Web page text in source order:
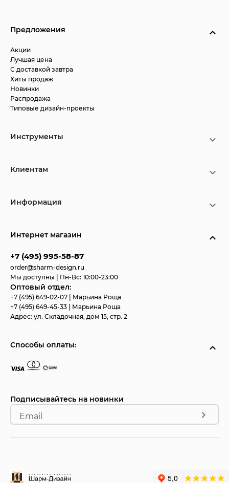
Предложения
Акции
Лучшая цена
С доставкой завтра
Хиты продаж
Новинки
Распродажа
Типовые дизайн-проекты
Инструменты
Клиентам
Информация
Интернет магазин
+7 (495) 995-58-87
order@sharm-design.ru
Мы доступны | Пн-Вс: 10:00-23:00
Оптовый отдел:
+7 (495) 649-02-07 | Марьина Роща
+7 (495) 649-45-33 | Марьина Роща
Адрес: ул. Складочная, дом 15, стр. 2
Способы оплаты:
Подписывайтесь на новинки
Email